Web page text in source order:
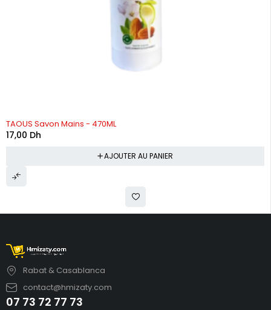
TAOUS Savon Mains - 470ML
17,00 Dh
AJOUTER AU PANIER
Rabat & Casablanca
contact@hmizaty.com
07 73 72 77 73